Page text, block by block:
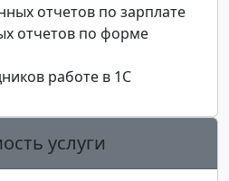
отчетов по зарплате
отчетов по форме
работе в 1С
услуги